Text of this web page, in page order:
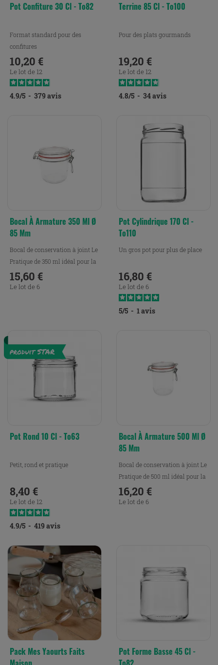
Pot Confiture 30 Cl - To82
Format standard pour des
confitures
Prix
10,20 €
Le lot de 12
4.9/5 - 379 avis
Terrine 85 Cl - To100
Pour des plats gourmands
Prix
19,20 €
Le lot de 12
4.8/5 - 34avis
Bocal À Armature 350 Ml Ø
85 Mm
Bocal de conservation à joint Le
Pratique de 350 ml idéal pour la
conservation,...
Prix
15,60 €
Le lot de 6
Pot Cylindrique 170 Cl -
To110
Un gros pot pour plus de place
Prix
16,80 €
Le lot de 6
5/5 - 1avis
Pot Rond 10 Cl - To63
Petit, rond et pratique
Prix
8,40 €
Le lot de 12
4.9/5 - 419 avis
Bocal À Armature 500 Ml Ø
85 Mm
Bocal de conservation à joint Le
Pratique de 500 ml idéal pour la
conservation,...
Prix
16,20 €
Le lot de 6
Pack Mes Yaourts Faits
Pot Forme Basse 45 Cl -